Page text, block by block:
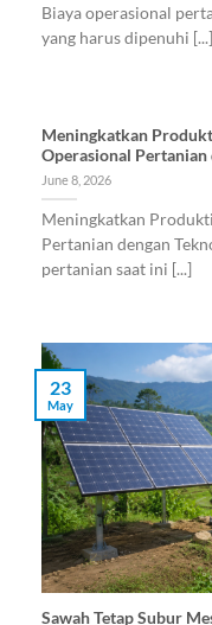
Biaya operasional
yang harus dipenuhi [...]
Meningkatkan
Operasional Pertanian
June 8, 2026
Meningkatkan
Pertanian dengan
pertanian saat ini [...]
Sawah Tetap Subur
23
May